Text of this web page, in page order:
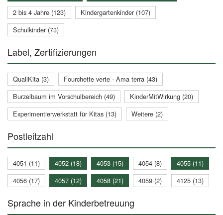
2 bis 4 Jahre (123)
Kindergartenkinder (107)
Schulkinder (73)
Label, Zertifizierungen
QualiKita (3)
Fourchette verte - Ama terra (43)
Burzelbaum im Vorschulbereich (49)
KinderMitWirkung (20)
Experimentierwerkstatt für Kitas (13)
Weitere (2)
Postleitzahl
4051 (11) 4052 (18) 4053 (15) 4054 (8)
4055 (11)
4056 (17)
4057 (12) 4058 (21) 4059 (2) 4125 (13)
Sprache in der Kinderbetreuung